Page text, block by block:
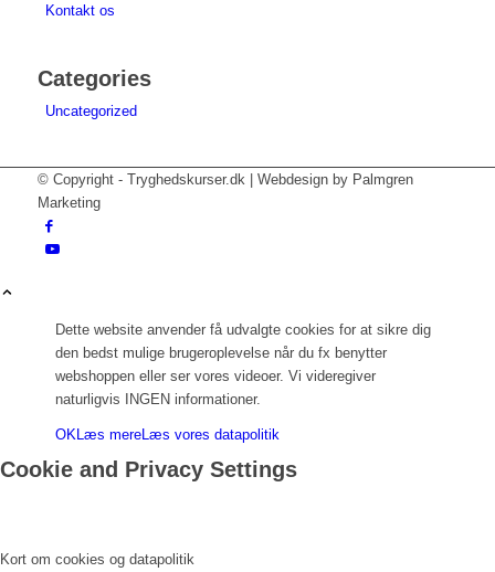
Kontakt os
Categories
Uncategorized
© Copyright - Tryghedskurser.dk | Webdesign by Palmgren
Marketing
Dette website anvender få udvalgte cookies for at sikre dig
den bedst mulige brugeroplevelse når du fx benytter
webshoppen eller ser vores videoer. Vi videregiver
naturligvis INGEN informationer.
OK Læs mere Læs vores datapolitik
Cookie and Privacy Settings
Kort om cookies og datapolitik